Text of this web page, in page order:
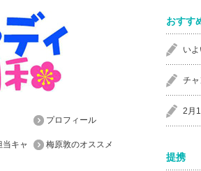
プロフィール
キャ
梅原敦のオススメ
おすす
いよ
チャ
2月
提携